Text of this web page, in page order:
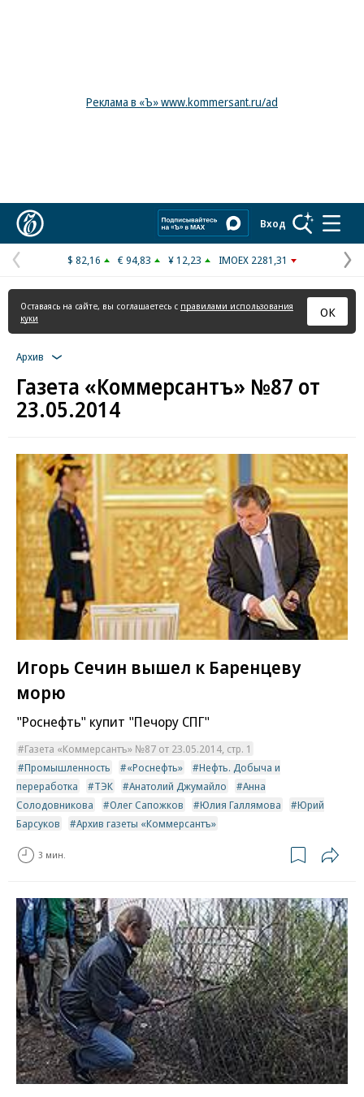
Реклама в «Ъ» www.kommersant.ru/ad
Вход
Предыдущая
страница
$ 82,16 € 94,83 ¥ 12,23 IMOEX 2281,31
Оставаясь на сайте, вы соглашаетесь с правилами использования
куки
ОК
Архив
Газета «Коммерсантъ» №87 от
23.05.2014
Игорь Сечин вышел к Баренцеву
морю
"Роснефть" купит "Печору СПГ"
Газета «Коммерсантъ» №87 от 23.05.2014, стр. 1
Промышленность
«Роснефть»
Нефть. Добыча и
переработка
ТЭК Анатолий Джумайло
Анна
Солодовникова
Олег Сапожков Юлия Галлямова
Юрий
Барсуков
Архив газеты «Коммерсантъ»
3 мин.